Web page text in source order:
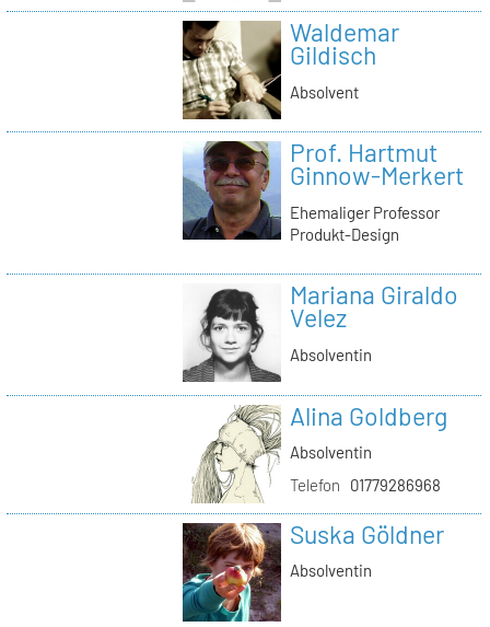
Waldemar
Gildisch
Absolvent
Prof. Hartmut
Ginnow-Merkert
Ehemaliger Professor
Produkt-Design
Mariana Giraldo
Velez
Absolventin
Alina Goldberg
Absolventin
Telefon
01779286968
Suska Göldner
Absolventin